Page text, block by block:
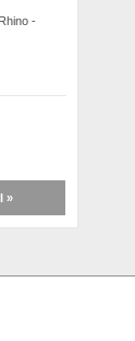
-
»